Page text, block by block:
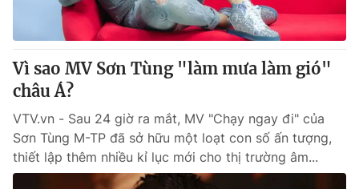
Vì sao MV Sơn Tùng "làm mưa làm gió"
châu Á?
VTV.vn - Sau 24 giờ ra mắt, MV "Chạy ngay đi" của
Sơn Tùng M-TP đã sở hữu một loạt con số ấn tượng,
thiết lập thêm nhiều kỉ lục mới cho thị trường âm...